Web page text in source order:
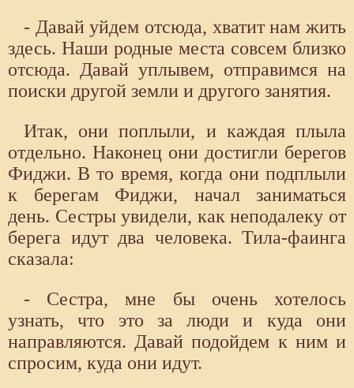
- Давай уйдем отсюда, хватит нам жить
здесь. Наши родные места совсем близко
отсюда. Давай уплывем, отправимся на
поиски другой земли и другого занятия.
Итак, они поплыли, и каждая плыла
отдельно. Наконец они достигли берегов
Фиджи. В то время, когда они подплыли
к берегам Фиджи, начал заниматься
день. Сестры увидели, как неподалеку от
берега идут два человека. Тила-фаинга
сказала:
- Сестра, мне бы очень хотелось
узнать, что это за люди и куда они
направляются. Давай подойдем к ним и
спросим, куда они идут.